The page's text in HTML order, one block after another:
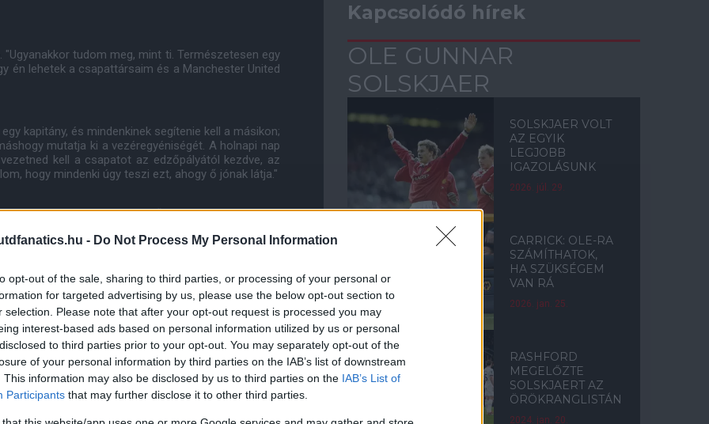
- Do Not Process My Personal Information
opt-out of the sale, sharing to third parties, or processing of your personal or
for targeted advertising by us, please use the below opt-out section to
selection. Please note that after your opt-out request is processed you may
interest-based ads based on personal information utilized by us or personal
to third parties prior to your opt-out. You may separately opt-out of the
of your personal information by third parties on the IAB’s list of downstream
This information may also be disclosed by us to third parties on the IAB’s List of
Participants that may further disclose it to other third parties.
tudom meg, mint ti. Természetesen egy
én lehetek a csapattársaim és a Manchester United
kapitány, és mindenkinek segítenie kell a másikon;
mutatja ki a vezéregyéniségét. A holnapi nap
kell a csapatot az edzőpályától kezdve, az
hogy mindenki úgy teszi ezt, ahogy ő jónak látja."
Parc des Princes-be történő látogatás során, mint
és az új fiú, Edinson Cavani.
hogy ő vezethesse ki a Vörös Ördögöket a gyepre
Ligájában.
on is!
ésiOS-re!
működését!
Kapcsolódó hírek
OLE GUNNAR
SOLSKJAER
SOLSKJAER VOLT
AZ EGYIK
LEGJOBB
IGAZOLÁSUNK
2026. júl. 29.
CARRICK: OLE-RA
SZÁMÍTHATOK,
HA SZÜKSÉGEM
VAN RÁ
2026. jan. 25.
RASHFORD
MEGELŐZTE
SOLSKJAERT AZ
ÖRÖKRANGLISTÁN
2024. jan. 20.